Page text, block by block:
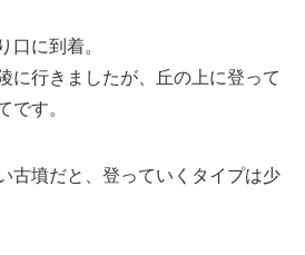
口に到着。
に行きましたが、丘の上に登って
です。
古墳だと、登っていくタイプは少